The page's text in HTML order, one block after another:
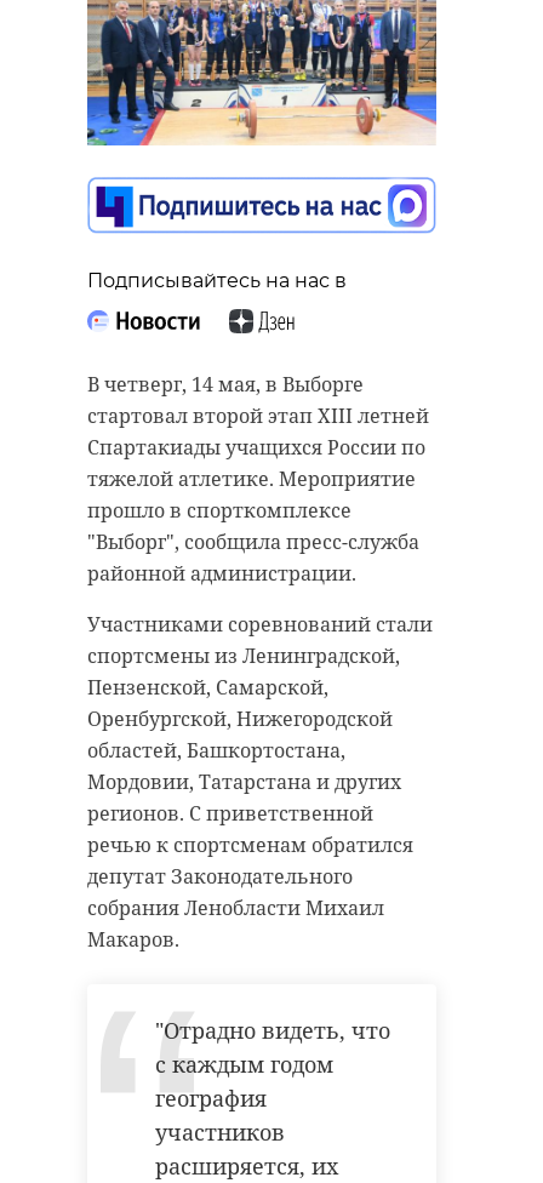
Подписывайтесь на нас в
В четверг, 14 мая, в Выборге
стартовал второй этап XIII летней
Спартакиады учащихся России по
тяжелой атлетике. Мероприятие
прошло в спорткомплексе
"Выборг", сообщила пресс-служба
районной администрации.
Участниками соревнований стали
спортсмены из Ленинградской,
Пензенской, Самарской,
Оренбургской, Нижегородской
областей, Башкортостана,
Мордовии, Татарстана и других
регионов. С приветственной
речью к спортсменам обратился
депутат Законодательного
собрания Ленобласти Михаил
Макаров.
"Отрадно видеть, что
с каждым годом
география
участников
расширяется, их